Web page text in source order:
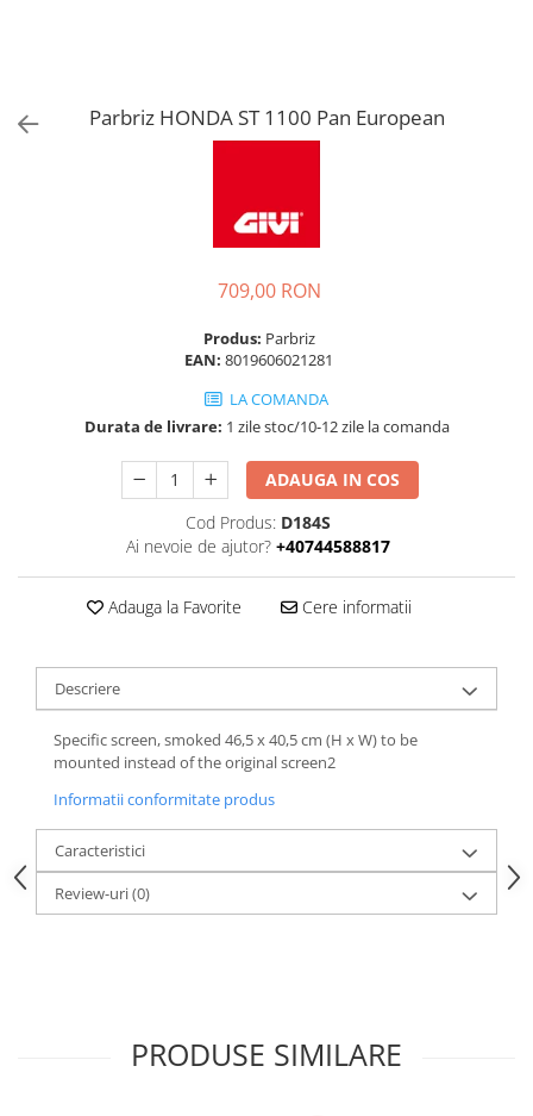
Parbriz HONDA ST 1100 Pan European
709,00 RON
Produs: Parbriz
EAN: 8019606021281
LA COMANDA
Durata de livrare: 1 zile stoc/10-12 zile la comanda
ADAUGA IN COS
Cod Produs: D184S
Ai nevoie de ajutor? +40744588817
Adauga la Favorite Cere informatii
Descriere
Specific screen, smoked 46,5 x 40,5 cm (H x W) to be
mounted instead of the original screen2
Informatii conformitate produs
Caracteristici
Review-uri(0)
PRODUSE SIMILARE